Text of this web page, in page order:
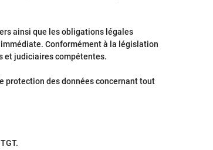
ainsi que les obligations légales
Conformément à la législation
et judiciaires compétentes.
protection des données concernant tout